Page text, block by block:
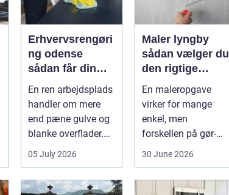
Erhvervsrengøri
ng odense
sådan får din
virksomhed
mest værdi for
pengene
En ren arbejdsplads
handler om mere
end pæne gulve og
blanke overflader.
Det påvirker både
arbejdsmi...
05 July 2026
Maler lyngby
sådan vælger du
den rigtige
fagmand
En maleropgave
virker for mange
enkel, men
forskellen på gør-
arbejde er of...
30 June 2026